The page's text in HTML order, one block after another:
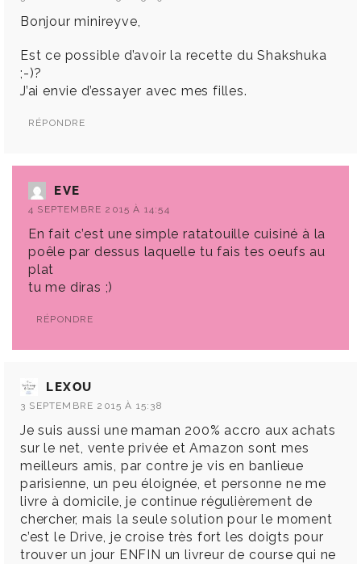
Bonjour minireyve,
Est ce possible d’avoir la recette du Shakshuka
;-)?
J’ai envie d’essayer avec mes filles.
RÉPONDRE
EVE
4 SEPTEMBRE 2015 À 14:54
En fait c’est une simple ratatouille cuisiné à la
poêle par dessus laquelle tu fais tes oeufs au
plat
tu me diras ;)
RÉPONDRE
LEXOU
3 SEPTEMBRE 2015 À 15:38
Je suis aussi une maman 200% accro aux achats
sur le net, vente privée et Amazon sont mes
meilleurs amis, par contre je vis en banlieue
parisienne, un peu éloignée, et personne ne me
livre à domicile, je continue régulièrement de
chercher, mais la seule solution pour le moment
c’est le Drive, je croise très fort les doigts pour
trouver un jour ENFIN un livreur de course qui ne